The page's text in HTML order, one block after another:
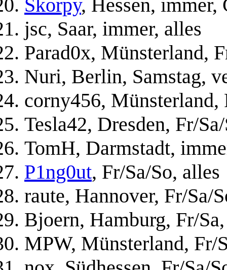
Skorpy, Hessen,
jsc, Saar, immer, alles
Parad0x, Münsterland,
Nuri, Berlin, Samstag,
corny456, Münsterland,
Tesla42, Dresden, Fr/
TomH, Darmstadt,
P1ng0ut, Fr/Sa/So, alles
raute, Hannover, Fr/Sa/
Bjoern, Hamburg, Fr/
MPW, Münsterland, Fr/